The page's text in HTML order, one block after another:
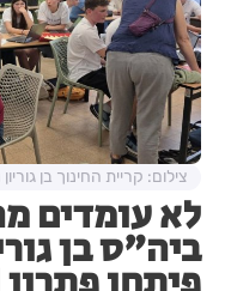
לא עומדים
ביה"ס בן
צילום: קריית החינוך בן